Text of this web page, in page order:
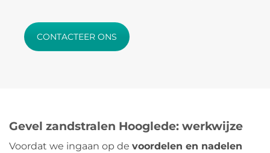
CONTACTEER ONS
Gevel zandstralen Hooglede: werkwijze
Voordat we ingaan op de voordelen en nadelen